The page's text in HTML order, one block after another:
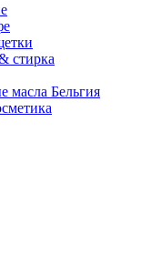
стирка
масла Бельгия